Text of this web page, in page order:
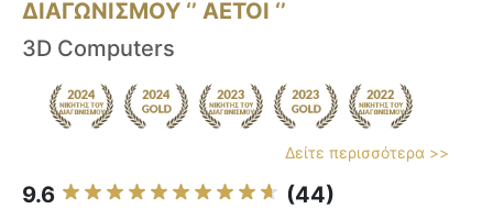
ΔΙΑΓΩΝΙΣΜΟΥ ‘’ ΑΕΤΟΙ ‘’
3D Computers
Δείτε περισσότερα >>
9.6 (44)